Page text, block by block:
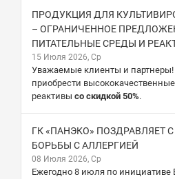
ПРОДУКЦИЯ ДЛЯ
– ОГРАНИЧЕННОЕ
ПИТАТЕЛЬНЫЕ СРЕДЫ И
15 Июля 2026, Ср
Уважаемые клиенты и партнеры!
приобрести
реактивы со скидкой 50%.
ГК «ПАНЭКО» ПОЗДРАВЛЯЕТ
БОРЬБЫ С АЛЛЕРГИЕЙ
08 Июля 2026, Ср
Ежегодно 8 июля по инициативе